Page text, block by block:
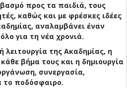
προς τα παιδιά, τους
καθώς και με φρέσκες ιδέες
αναλαμβάνει έναν
για τη νέα χρονιά.
λειτουργία της Ακαδημίας, η
βήμα τους και η δημιουργία
συνεργασία,
το ποδόσφαιρο.